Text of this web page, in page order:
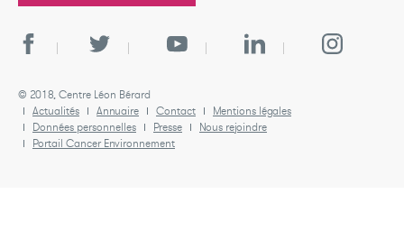
© 2018, Centre Léon Bérard
Actualités
Annuaire Contact
Mentions légales
Données personnelles
Presse
Nous rejoindre
Portail Cancer Environnement